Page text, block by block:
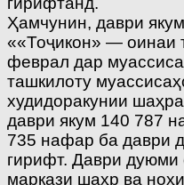
Ҳамчунин, даври
««Тоҷикон» — оинаи
феврал дар
ташкилоту
худидоракунии
даври якум 140 787
735 нафар ба даври
гирифт. Даври
маркази шаҳр ва